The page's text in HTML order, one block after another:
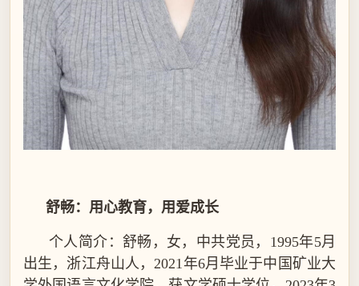
舒畅：用心教育，用爱成长
个人简介：舒畅，女，中共党员， 1995年5月
出生，浙江舟山人， 2021 年6月毕业于中国矿业大